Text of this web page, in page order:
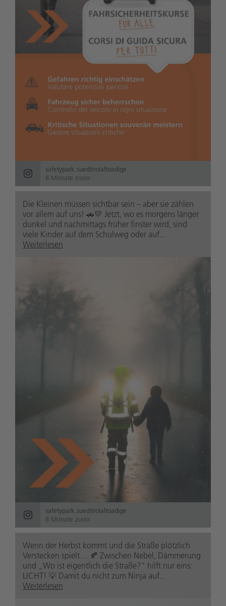
safetypark.suedtirolaltoadige
8 Monate zuvor
Die Kleinen müssen sichtbar sein – aber sie zählen
vor allem auf uns! 🚗💛 Jetzt, wo es morgens länger
dunkel und nachmittags früher finster wird, sind
viele Kinder auf dem Schulweg oder auf...
Weiterlesen
safetypark.suedtirolaltoadige
8 Monate zuvor
Wenn der Herbst kommt und die Straße plötzlich
Verstecken spielt… 🍂 Zwischen Nebel, Dämmerung
und „Wo ist eigentlich die Straße?“ hilft nur eins:
LICHT! 💡 Damit du nicht zum Ninja auf...
Weiterlesen